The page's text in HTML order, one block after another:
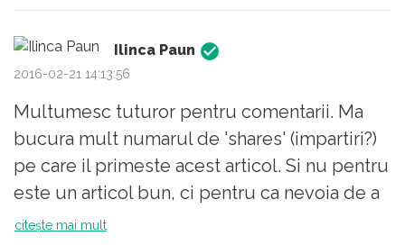
Ilinca Paun
2016-02-21 14:13:56
Multumesc tuturor pentru comentarii. Ma
bucura mult numarul de 'shares' (impartiri?)
pe care il primeste acest articol. Si nu pentru
este un articol bun, ci pentru ca nevoia de a
le oferi tinerilor alt sistem de educatie,
citește mai mult